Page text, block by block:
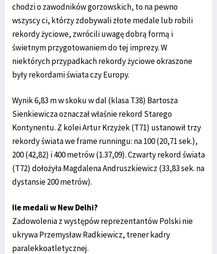
chodzi o zawodników gorzowskich, to na pewno
wszyscy ci, którzy zdobywali złote medale lub robili
rekordy życiowe, zwrócili uwagę dobrą formą i
świetnym przygotowaniem do tej imprezy. W
niektórych przypadkach rekordy życiowe okraszone
były rekordami świata czy Europy.
Wynik 6,83 m w skoku w dal (klasa T38) Bartosza
Sienkiewicza oznaczał właśnie rekord Starego
Kontynentu. Z kolei Artur Krzyżek (T71) ustanowił trzy
rekordy świata we frame runningu: na 100 (20,71 sek.),
200 (42,82) i 400 metrów (1.37,09). Czwarty rekord świata
(T72) dołożyła Magdalena Andruszkiewicz (33,83 sek. na
dystansie 200 metrów).
Ile medali w New Delhi?
Zadowolenia z występów reprezentantów Polski nie
ukrywa Przemysław Radkiewicz, trener kadry
paralekkoatletycznej.